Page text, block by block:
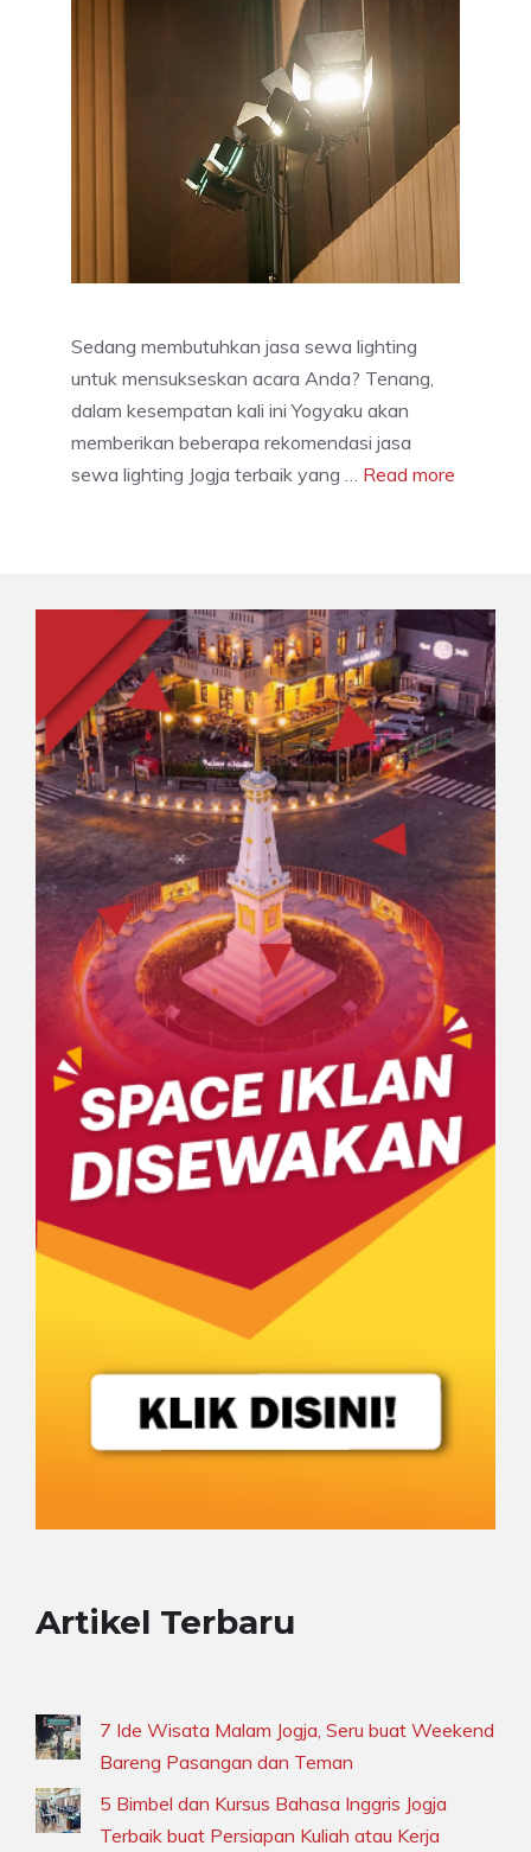
Sedang membutuhkan jasa sewa lighting
untuk mensukseskan acara Anda? Tenang,
dalam kesempatan kali ini Yogyaku akan
memberikan beberapa rekomendasi jasa
sewa lighting Jogja terbaik yang … Read more
Artikel Terbaru
7 Ide Wisata Malam Jogja, Seru buat Weekend
Bareng Pasangan dan Teman
5 Bimbel dan Kursus Bahasa Inggris Jogja
Terbaik buat Persiapan Kuliah atau Kerja